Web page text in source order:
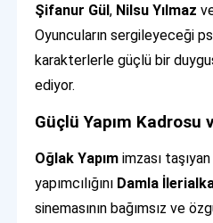
Şifanur Gül, Nilsu Yılmaz
Oyuncuların sergileyeceği
karakterlerle güçlü bir
ediyor.
Güçlü Yapım Kadrosu
Oğlak Yapım imzası
yapımcılığını Damla
sinemasının bağımsız ve